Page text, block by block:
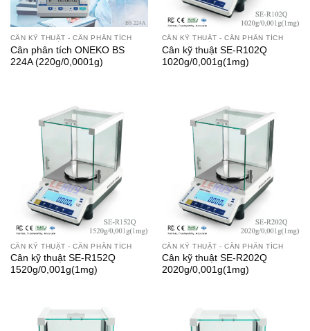
CÂN KỸ THUẬT - CÂN PHÂN TÍCH
Cân phân tích ONEKO BS
224A (220g/0,0001g)
CÂN KỸ THUẬT - CÂN PHÂN TÍCH
Cân kỹ thuật SE-R102Q
1020g/0,001g(1mg)
CÂN KỸ THUẬT - CÂN PHÂN TÍCH
Cân kỹ thuật SE-R152Q
1520g/0,001g(1mg)
CÂN KỸ THUẬT - CÂN PHÂN TÍCH
Cân kỹ thuật SE-R202Q
2020g/0,001g(1mg)